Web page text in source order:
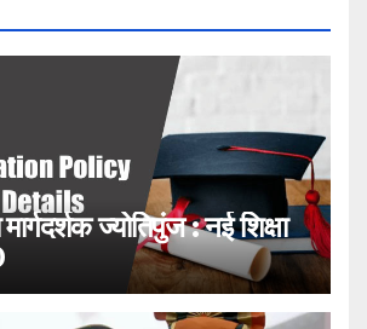
ज्योतिपुंज : नई शिक्षा